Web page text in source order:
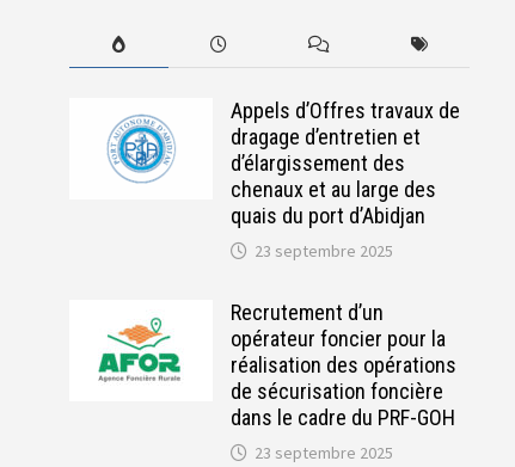
Appels d’Offres travaux de
dragage d’entretien et
d’élargissement des
chenaux et au large des
quais du port d’Abidjan
23 septembre 2025
Recrutement d’un
opérateur foncier pour la
réalisation des opérations
de sécurisation foncière
dans le cadre du PRF-GOH
23 septembre 2025